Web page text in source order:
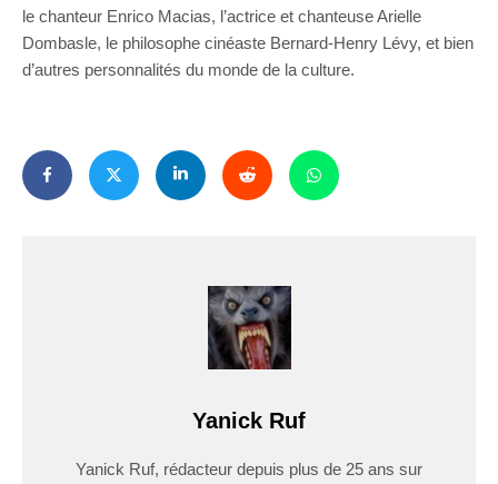
le chanteur Enrico Macias, l’actrice et chanteuse Arielle
Dombasle, le philosophe cinéaste Bernard-Henry Lévy, et bien
d’autres personnalités du monde de la culture.
Yanick Ruf
Yanick Ruf, rédacteur depuis plus de 25 ans sur